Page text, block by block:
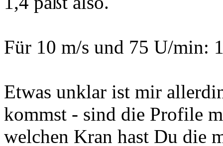
Für 10 m/s und 75 U/min:
Etwas unklar ist mir
kommst - sind die Profile
welchen Kran hast Du die